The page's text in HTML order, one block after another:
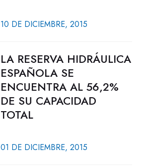
10 DE DICIEMBRE, 2015
LA RESERVA HIDRÁULICA
ESPAÑOLA SE
ENCUENTRA AL 56,2%
DE SU CAPACIDAD
TOTAL
01 DE DICIEMBRE, 2015